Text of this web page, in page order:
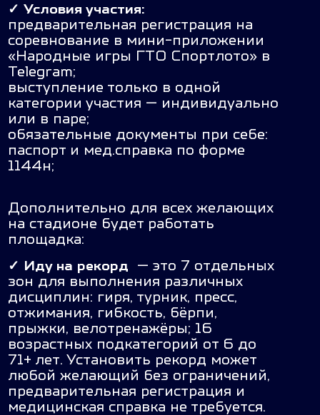
✓ Условия участия:
предварительная регистрация на
соревнование в мини-приложении
«Народные игры ГТО Спортлото» в
Telegram;
выступление только в одной
категории участия — индивидуально
или в паре;
обязательные документы при себе:
паспорт и мед.справка по форме
1144н;
Дополнительно для всех желающих
на стадионе будет работать
площадка:
✓ Иду на рекорд — это 7 отдельных
зон для выполнения различных
дисциплин: гиря, турник, пресс,
отжимания, гибкость, бёрпи,
прыжки, велотренажёры; 16
возрастных подкатегорий от 6 до
71+ лет. Установить рекорд может
любой желающий без ограничений,
предварительная регистрация и
медицинская справка не требуется.